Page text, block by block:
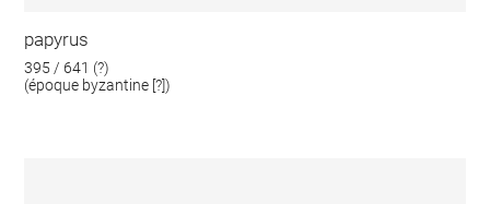
papyrus
395 / 641 (?)
(époque byzantine [?])